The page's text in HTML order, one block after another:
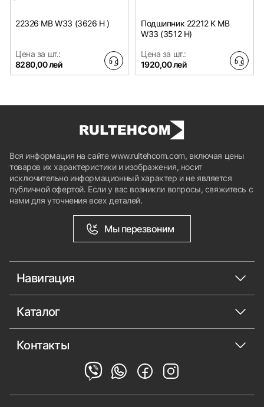
22326 MB W33 (3626 H )
Цена за шт.:
8280,00 лей
Подшипник 22212 K MB
W33 (3512 H)
Цена за шт.:
1920,00 лей
Вся информация на сайте www.rultehcom.com, включая цены
товаров их характеристики и изображения, носит
исключительно информационный характер и не является
публичной офертой. Если у вас возникли вопросы, свяжитесь с
нами для уточнения всех деталей.
Мы перезвоним
Навигация
Каталог
Контакты